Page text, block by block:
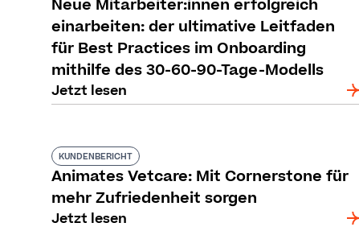
Neue Mitarbeiter:innen erfolgreich
einarbeiten: der ultimative Leitfaden
für Best Practices im Onboarding
mithilfe des 30-60-90-Tage-Modells
Jetzt lesen
KUNDENBERICHT
Animates Vetcare: Mit Cornerstone für
mehr Zufriedenheit sorgen
Jetzt lesen